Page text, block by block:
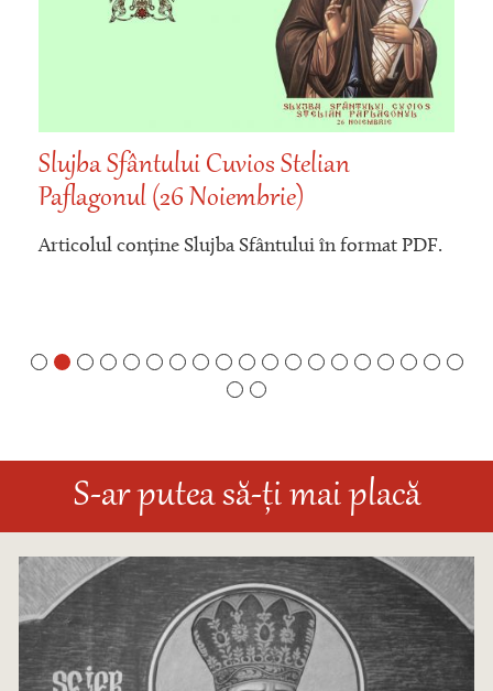
Slujba Sfântului Cuvios Stelian
Paflagonul (26 Noiembrie)
Articolul conține Slujba Sfântului în format PDF.
S-ar putea să-ți mai placă